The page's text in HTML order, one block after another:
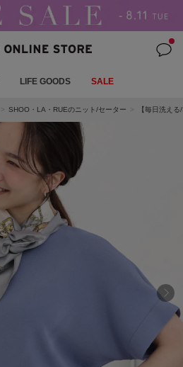
LIFE GOODS SALE
SHOO・LA・RUEのニット/セーター 【毎日洗え